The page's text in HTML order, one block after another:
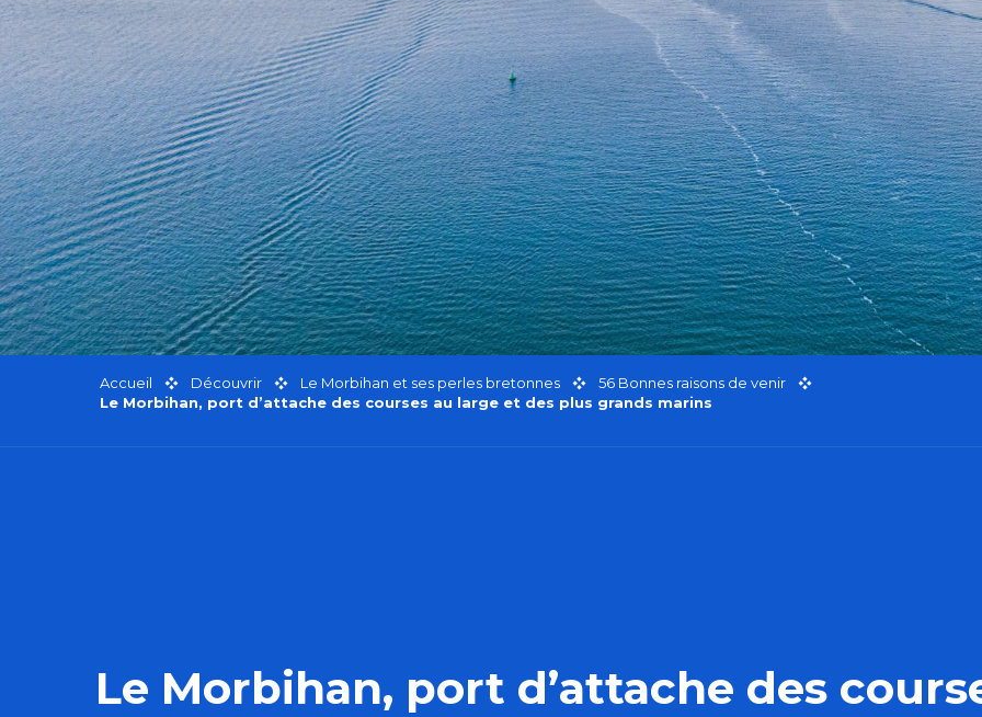
Accueil Découvrir Le Morbihan et ses perles bretonnes
56 Bonnes raisons de venir
Le Morbihan, port d’attache des courses au large et des plus grands marins
Le Morbihan, port d’attache des